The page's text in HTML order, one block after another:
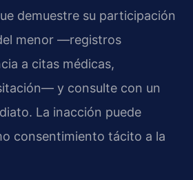
demuestre su participación
menor —registros
a citas médicas,
y consulte con un
La inacción puede
consentimiento tácito a la